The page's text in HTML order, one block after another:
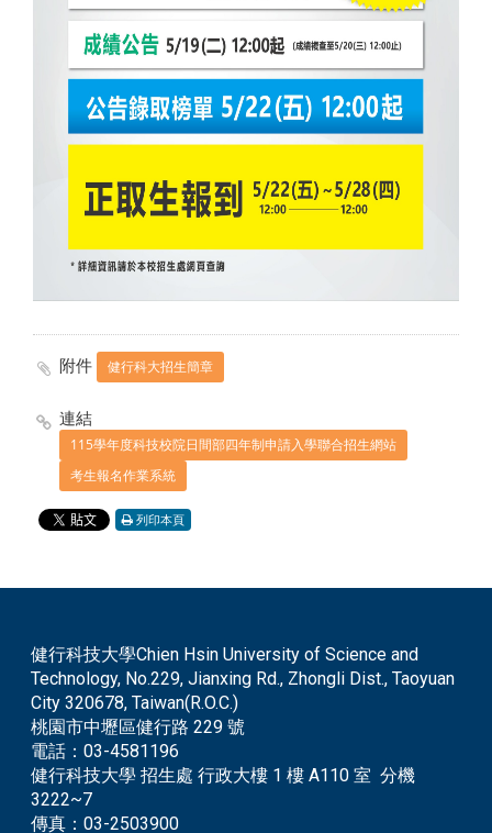
附件 健行科大招生簡章
連結
115學年度科技校院日間部四年制申請入學聯合招生網站
考生報名作業系統
列印本頁
健行科技大學Chien Hsin University of Science and
Technology, No.229, Jianxing Rd., Zhongli Dist., Taoyuan
City 320678, Taiwan(R.O.C.)
桃園市中壢區健行路 229 號
電話：03-4581196
健行科技大學 招生處 行政大樓 1 樓 A110 室 分機
3222~7
傳真：03-2503900